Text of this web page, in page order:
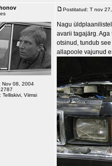
Nov 08, 2004
Telliskivi, Viimsi
Postitatud: T nov
Nagu
avarii tagajärg.
otsinud, tundub
allapoole vajunud